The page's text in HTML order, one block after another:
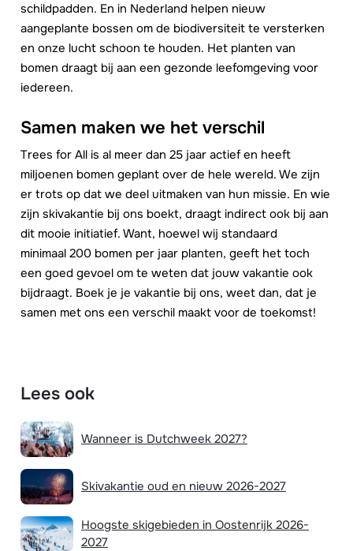
schildpadden. En in Nederland helpen nieuw
aangeplante bossen om de biodiversiteit te versterken
en onze lucht schoon te houden. Het planten van
bomen draagt bij aan een gezonde leefomgeving voor
iedereen.
Samen maken we het verschil
Trees for All is al meer dan 25 jaar actief en heeft
miljoenen bomen geplant over de hele wereld. We zijn
er trots op dat we deel uitmaken van hun missie. En wie
zijn skivakantie bij ons boekt, draagt indirect ook bij aan
dit mooie initiatief. Want, hoewel wij standaard
minimaal 200 bomen per jaar planten, geeft het toch
een goed gevoel om te weten dat jouw vakantie ook
bijdraagt. Boek je je vakantie bij ons, weet dan, dat je
samen met ons een verschil maakt voor de toekomst!
Lees ook
Wanneer is Dutchweek 2027?
Skivakantie oud en nieuw 2026-2027
Hoogste skigebieden in Oostenrijk 2026-
2027